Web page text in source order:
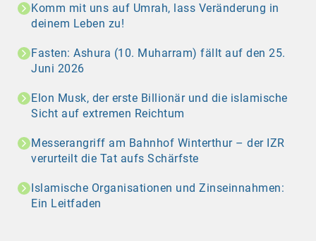
Komm mit uns auf Umrah, lass Veränderung in
deinem Leben zu!
Fasten: Ashura (10. Muharram) fällt auf den 25.
Juni 2026
Elon Musk, der erste Billionär und die islamische
Sicht auf extremen Reichtum
Messerangriff am Bahnhof Winterthur – der IZR
verurteilt die Tat aufs Schärfste
Islamische Organisationen und Zinseinnahmen:
Ein Leitfaden